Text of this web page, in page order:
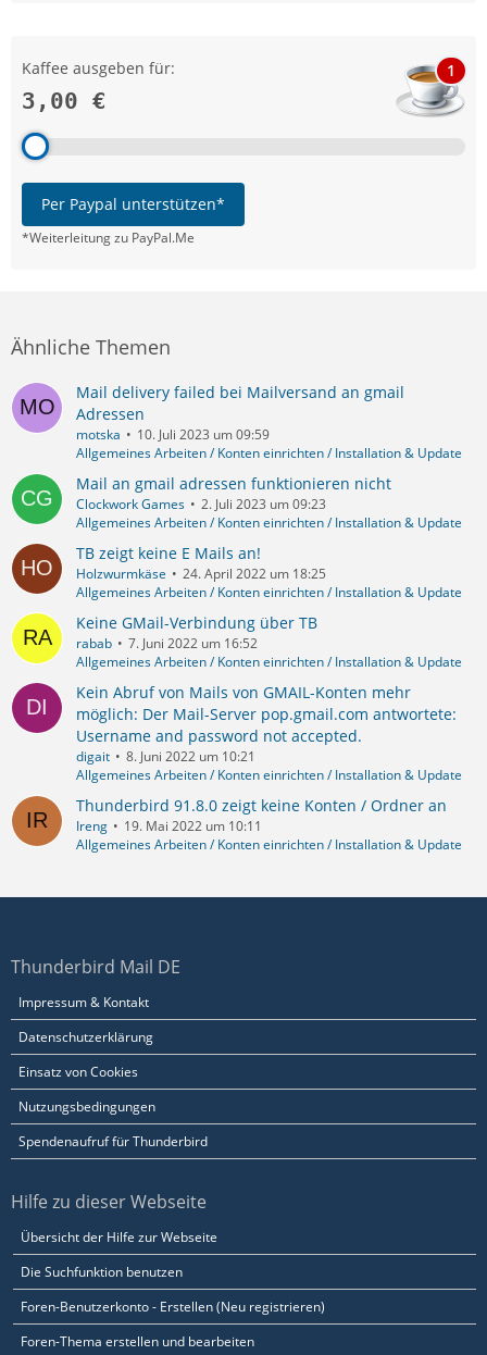
Kaffee ausgeben für:
3,00 €
1
Per Paypal unterstützen*
*Weiterleitung zu PayPal.Me
Ähnliche Themen
Mail delivery failed bei Mailversand an gmail
Adressen
motska
10. Juli 2023 um 09:59
Allgemeines Arbeiten / Konten einrichten / Installation & Update
Mail an gmail adressen funktionieren nicht
Clockwork Games
2. Juli 2023 um 09:23
Allgemeines Arbeiten / Konten einrichten / Installation & Update
TB zeigt keine E Mails an!
Holzwurmkäse
24. April 2022 um 18:25
Allgemeines Arbeiten / Konten einrichten / Installation & Update
Keine GMail-Verbindung über TB
rabab
7. Juni 2022 um 16:52
Allgemeines Arbeiten / Konten einrichten / Installation & Update
Kein Abruf von Mails von GMAIL-Konten mehr
möglich: Der Mail-Server pop.gmail.com antwortete:
Username and password not accepted.
digait
8. Juni 2022 um 10:21
Allgemeines Arbeiten / Konten einrichten / Installation & Update
Thunderbird 91.8.0 zeigt keine Konten / Ordner an
Ireng
19. Mai 2022 um 10:11
Allgemeines Arbeiten / Konten einrichten / Installation & Update
Thunderbird Mail DE
Impressum & Kontakt
Datenschutzerklärung
Einsatz von Cookies
Nutzungsbedingungen
Spendenaufruf für Thunderbird
Hilfe zu dieser Webseite
Übersicht der Hilfe zur Webseite
Die Suchfunktion benutzen
Foren-Benutzerkonto - Erstellen (Neu registrieren)
Foren-Thema erstellen und bearbeiten